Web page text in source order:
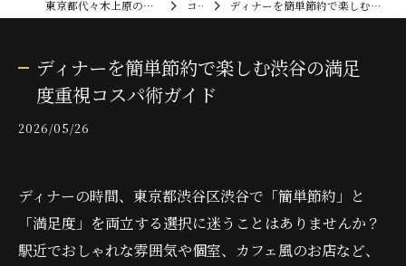
東京都代々木上原のディナーなら鉄板焼Note コラム ディナーを簡単節約で楽しむ渋谷の満足度重視コスパ術ガイド
ディナーを簡単節約で楽しむ渋谷の満足
度重視コスパ術ガイド
2026/05/26
ディナーの時間、東京都渋谷区渋谷で「簡単節約」と
「満足度」を両立する選択に迷うことはありませんか？
駅近でおしゃれな雰囲気や個室、カフェ風のお店など、